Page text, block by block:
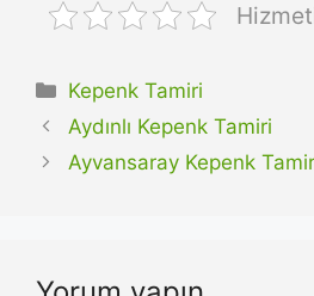
Kategoriler
Kepenk Tamiri
Aydınlı Kepenk Tamiri
Ayvansaray Kepenk